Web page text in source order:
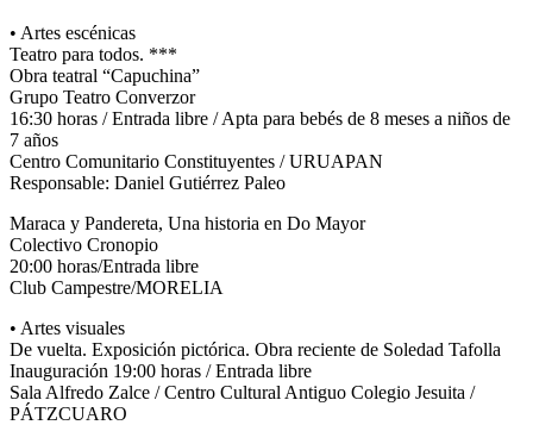
• Artes escénicas
Teatro para todos. ***
Obra teatral “Capuchina”
Grupo Teatro Converzor
16:30 horas / Entrada libre / Apta para bebés de 8 meses a niños de
7 años
Centro Comunitario Constituyentes / URUAPAN
Responsable: Daniel Gutiérrez Paleo
Maraca y Pandereta, Una historia en Do Mayor
Colectivo Cronopio
20:00 horas/Entrada libre
Club Campestre/MORELIA
• Artes visuales
De vuelta. Exposición pictórica. Obra reciente de Soledad Tafolla
Inauguración 19:00 horas / Entrada libre
Sala Alfredo Zalce / Centro Cultural Antiguo Colegio Jesuita /
PÁTZCUARO